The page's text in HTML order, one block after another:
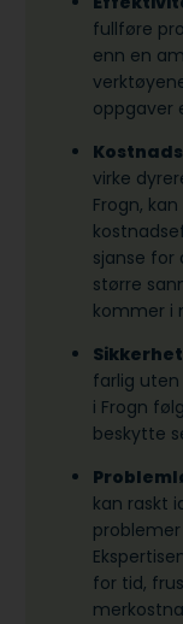
fullføre
enn en
oppgaver
virke
Frogn,
sjanse for
større
kommer i
farlig
i Frogn
beskytte
kan raskt
for tid,